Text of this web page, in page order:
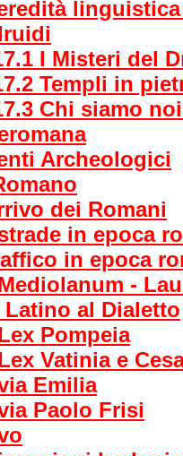
I Misteri del
Templi in
Chi siamo
Archeologici
dei Romani
in epoca
in epoca
-
Latino al Dialetto
Pompeia
Vatinia e
Emilia
Paolo Frisi